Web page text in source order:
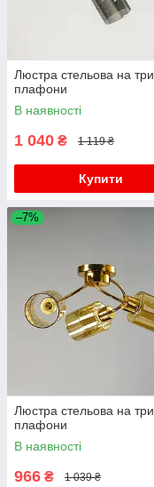
Люстра стельова на три
плафони
В наявності
1 040 ₴ 1 119 ₴
Купити
–7%
Люстра стельова на три
плафони
В наявності
966 ₴ 1 039 ₴